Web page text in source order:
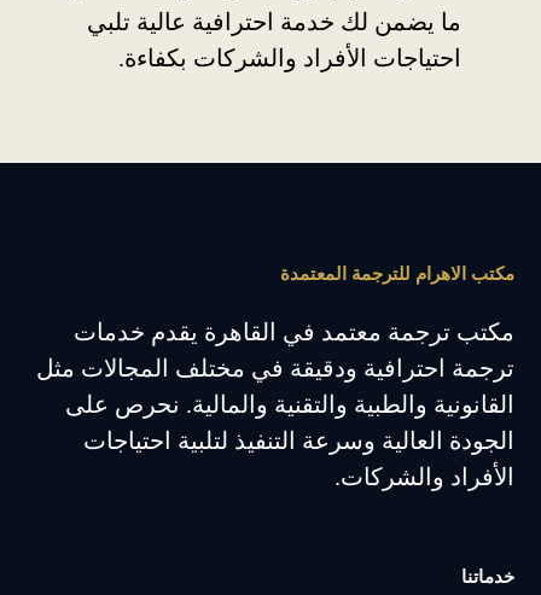
ما يضمن لك خدمة احترافية عالية تلبي
احتياجات الأفراد والشركات بكفاءة.
مكتب الاهرام للترجمة المعتمدة
مكتب ترجمة معتمد في القاهرة يقدم خدمات
ترجمة احترافية ودقيقة في مختلف المجالات مثل
القانونية والطبية والتقنية والمالية. نحرص على
الجودة العالية وسرعة التنفيذ لتلبية احتياجات
الأفراد والشركات.
خدماتنا